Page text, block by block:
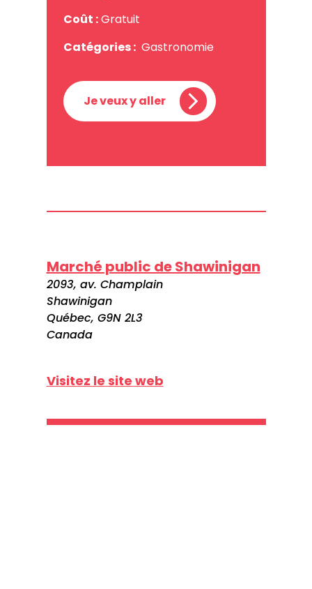
Coût :Gratuit
Catégories : Gastronomie
Je veux y aller
Marché public de Shawinigan
2093, av. Champlain
Shawinigan
Québec, G9N 2L3
Canada
Visitez le site web